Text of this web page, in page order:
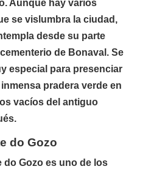
Aunque hay varios
se vislumbra la ciudad,
desde su parte
de Bonaval. Se
especial para presenciar
pradera verde en
vacíos del antiguo
do Gozo
do Gozo es uno de los